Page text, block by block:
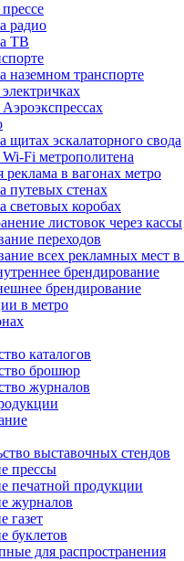
радио
ТВ
наземном транспорте
щитах эскалаторного свода
Fi метрополитена
реклама в вагонах метро
путевых стенах
световых коробах
листовок через кассы
переходов
всех рекламных мест в
брендирование
брендирование
в метро
каталогов
брошюр
журналов
выставочных стендов
прессы
печатной продукции
журналов
газет
буклетов
для распространения